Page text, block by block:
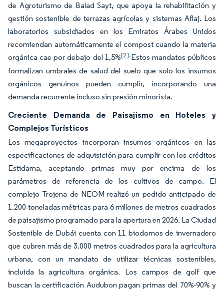
de Agroturismo de Balad Sayt, que apoya la rehabilitación y
gestión sostenible de terrazas agrícolas y sistemas Aflaj. Los
laboratorios subsidiados en los Emiratos Árabes Unidos
recomiendan automáticamente el compost cuando la materia
orgánica cae por debajo del 1,5%[2].Estos mandatos públicos
formalizan umbrales de salud del suelo que solo los insumos
orgánicos genuinos pueden cumplir, incorporando una
demanda recurrente incluso sin presión minorista.
Creciente Demanda de Paisajismo en Hoteles y
Complejos Turísticos
Los megaproyectos incorporan insumos orgánicos en las
especificaciones de adquisición para cumplir con los créditos
Estidama, aceptando primas muy por encima de los
parámetros de referencia de los cultivos de campo. El
complejo Trojena de NEOM realizó un pedido anticipado de
1.200 toneladas métricas para 6 millones de metros cuadrados
de paisajismo programado para la apertura en 2026. La Ciudad
Sostenible de Dubái cuenta con 11 biodomos de invernadero
que cubren más de 3.000 metros cuadrados para la agricultura
urbana, con un mandato de utilizar técnicas sostenibles,
incluida la agricultura orgánica. Los campos de golf que
buscan la certificación Audubon pagan primas del 70%-90% y